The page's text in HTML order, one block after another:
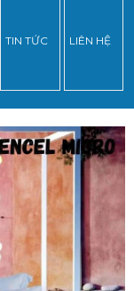
TIN TỨC LIÊN HỆ